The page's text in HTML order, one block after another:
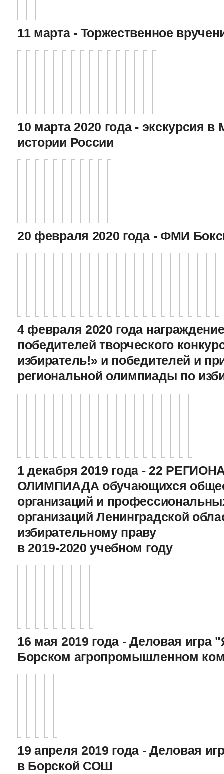
11 марта - Торжественное
10 марта 2020 года - экскурсия в
истории России
20 февраля 2020 года - ФМИ
4 февраля 2020 года
победителей творческого
избиратель!» и победителей и
региональной олимпиады по
1 декабря 2019 года - 22
ОЛИМПИАДА обучающихся
организаций и
организаций Ленинградской
избирательному праву
в 2019-2020 учебном году
16 мая 2019 года - Деловая игра
Борском агропромышленном
19 апреля 2019 года - Деловая
в Борской СОШ